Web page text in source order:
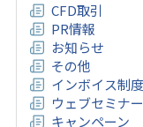
CFD取引
PR情報
お知らせ
その他
インボイス制
ウェブセミナー
キャンペーン